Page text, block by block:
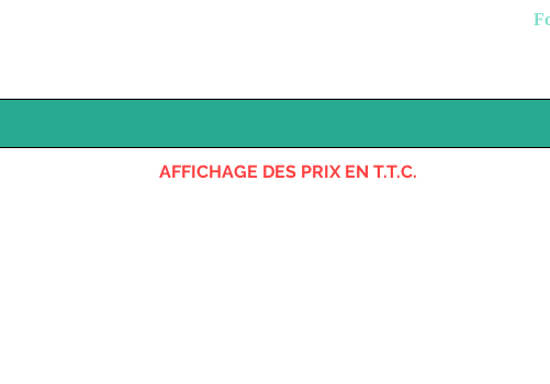
AFFICHAGE DES PRIX EN T.T.C.